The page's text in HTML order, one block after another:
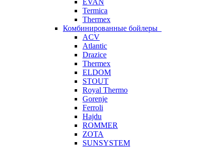
EVAN
Termica
Thermex
Комбинированные бойлеры
ACV
Atlantic
Drazice
Thermex
ELDOM
STOUT
Royal Thermo
Gorenje
Ferroli
Hajdu
ROMMER
ZOTA
SUNSYSTEM